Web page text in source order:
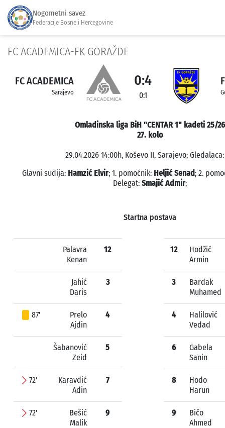
Nogometni savez
Federacije Bosne i Hercegovine
FC ACADEMICA-FK GORAŽDE
FC ACADEMICA
Sarajevo
0:4
0:1
Omladinska liga BiH "CENTAR 1" kadeti 25/26
27. kolo
29.04.2026 14:00h, Koševo II, Sarajevo; Gledalaca:
Glavni sudija: Hamzić Elvir; 1. pomoćnik: Heljić Senad; 2.
Delegat: Smajić Admir;
Startna postava
Palavra
Kenan
12
Jahić
Daris
3
87'
Prelo
Ajdin
4
Šabanović
Zeid
5
72'
Karavdić
Adin
7
72'
Bešić
Malik
9
12
Hodžić
Armin
3
Bardak
Muhamed
4
Halilović
Vedad
6
Gabela
Sanin
8
Hodo
Harun
9
Bičo
Ahmed